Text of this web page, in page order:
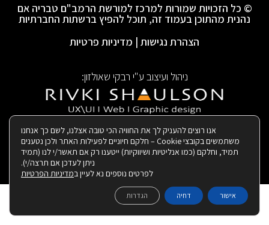
© כל הזכויות שמורות למרכז למורשת הרמב"ם טבריה אם
נהנית מהתוכן בעמוד זה, תוכל להפיץ ברשתות החברתיות
הצהרת נגישות | מדיניות פרטיות
ניהול ועיצוב ע"י רבקי שאולזון:
| בנייה ותחזוקת האתר:
אנו רוצים להעניק לך את החוויה הכי טובה אצלנו, לשם כך אנחנו
משתמשים בקובצי Cookie – חלקם חיוניים לפעילות האתר ולכן נטענים
תמיד, וחלקם (כמו אנליטיות ושיווקיות) ייטענו רק אם תאשר/י לנו (תמיד
ניתן לעדכן אם תרצה/י).
לפרטים נוספים נא לעיין במדיניות הפרטיות
אישור דחיה הגדרות